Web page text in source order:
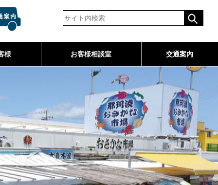
様 お客様相談室 交通案内